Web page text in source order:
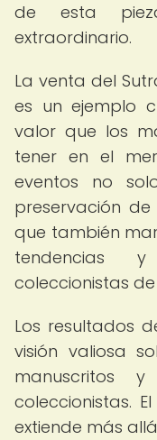
de esta
extraordinario.
La venta del
es un ejemplo
valor que los
tener en el
eventos no
preservación
que también
tendencias
coleccionistas
Los resultados
visión valiosa
manuscritos
coleccionistas.
extiende más